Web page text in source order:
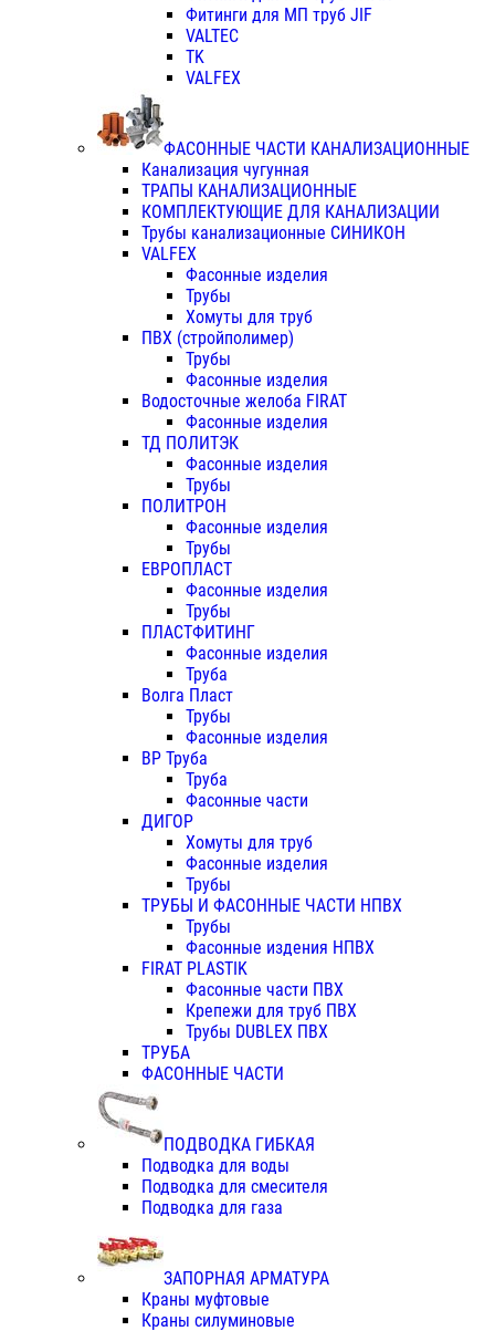
Фитинги для МП труб JIF
VALTEC
TK
VALFEX
ФАСОННЫЕ ЧАСТИ КАНАЛИЗАЦИОННЫЕ
Канализация чугунная
ТРАПЫ КАНАЛИЗАЦИОННЫЕ
КОМПЛЕКТУЮЩИЕ ДЛЯ КАНАЛИЗАЦИИ
Трубы канализационные СИНИКОН
VALFEX
Фасонные изделия
Трубы
Хомуты для труб
ПВХ (стройполимер)
Трубы
Фасонные изделия
Водосточные желоба FIRAT
Фасонные изделия
ТД ПОЛИТЭК
Фасонные изделия
Трубы
ПОЛИТРОН
Фасонные изделия
Трубы
ЕВРОПЛАСТ
Фасонные изделия
Трубы
ПЛАСТФИТИНГ
Фасонные изделия
Труба
Волга Пласт
Трубы
Фасонные изделия
ВР Труба
Труба
Фасонные части
ДИГОР
Хомуты для труб
Фасонные изделия
Трубы
ТРУБЫ И ФАСОННЫЕ ЧАСТИ НПВХ
Трубы
Фасонные издения НПВХ
FIRAT PLASTIK
Фасонные части ПВХ
Крепежи для труб ПВХ
Трубы DUBLEX ПВХ
ТРУБА
ФАСОННЫЕ ЧАСТИ
ПОДВОДКА ГИБКАЯ
Подводка для воды
Подводка для смесителя
Подводка для газа
ЗАПОРНАЯ АРМАТУРА
Краны муфтовые
Краны силуминовые